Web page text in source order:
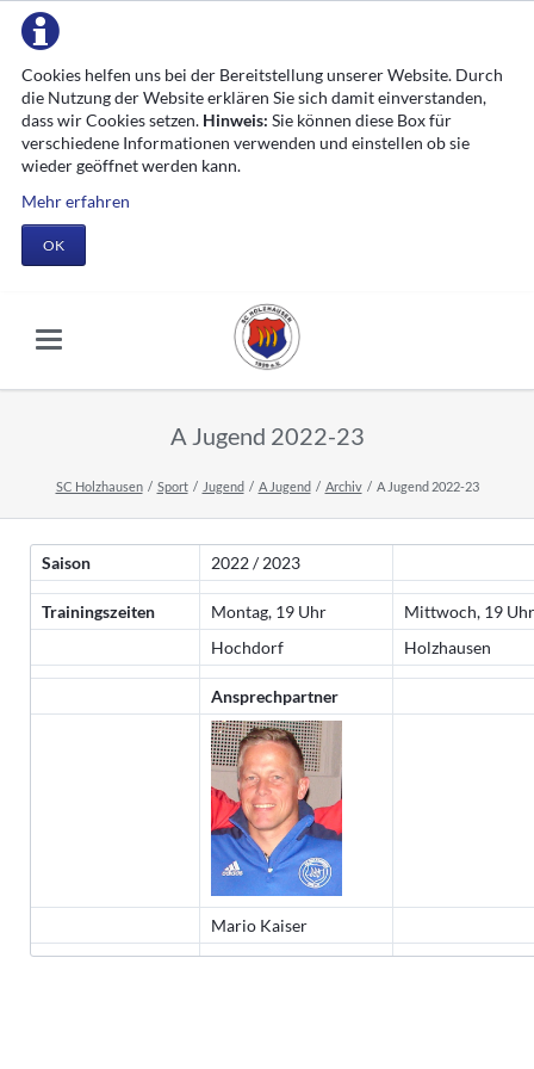
Cookies helfen uns bei der Bereitstellung unserer Website. Durch
die Nutzung der Website erklären Sie sich damit einverstanden,
dass wir Cookies setzen. Hinweis: Sie können diese Box für
verschiedene Informationen verwenden und einstellen ob sie
wieder geöffnet werden kann.
Mehr erfahren
OK
A Jugend 2022-23
SC Holzhausen Sport Jugend A Jugend Archiv A Jugend 2022-23
Saison 2022 / 2023
Trainingszeiten Montag, 19 Uhr
Mittwoch, 19 Uhr
Hochdorf
Holzhausen
Ansprechpartner
Mario Kaiser